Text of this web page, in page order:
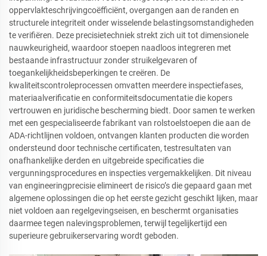
oppervlakteschrijvingcoëfficiënt, overgangen aan de randen en
structurele integriteit onder wisselende belastingsomstandigheden
te verifiëren. Deze precisietechniek strekt zich uit tot dimensionele
nauwkeurigheid, waardoor stoepen naadloos integreren met
bestaande infrastructuur zonder struikelgevaren of
toegankelijkheidsbeperkingen te creëren. De
kwaliteitscontroleprocessen omvatten meerdere inspectiefases,
materiaalverificatie en conformiteitsdocumentatie die kopers
vertrouwen en juridische bescherming biedt. Door samen te werken
met een gespecialiseerde fabrikant van rolstoelstoepen die aan de
ADA-richtlijnen voldoen, ontvangen klanten producten die worden
ondersteund door technische certificaten, testresultaten van
onafhankelijke derden en uitgebreide specificaties die
vergunningsprocedures en inspecties vergemakkelijken. Dit niveau
van engineeringprecisie elimineert de risico’s die gepaard gaan met
algemene oplossingen die op het eerste gezicht geschikt lijken, maar
niet voldoen aan regelgevingseisen, en beschermt organisaties
daarmee tegen nalevingsproblemen, terwijl tegelijkertijd een
superieure gebruikerservaring wordt geboden.